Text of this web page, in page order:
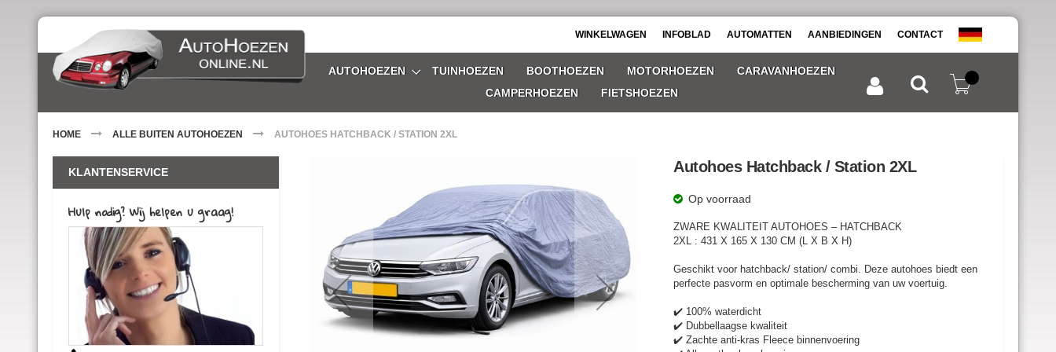
de
inhoud
WINKELWAGEN INFOBLAD AUTOMATTEN AANBIEDINGEN CONTACT
AUTOHOEZEN TUINHOEZEN BOOTHOEZEN MOTORHOEZEN
CARAVANHOEZEN
CAMPERHOEZEN
FIETSHOEZEN
Winkelwagen
HOME ALLE BUITEN AUTOHOEZEN AUTOHOES HATCHBACK / STATION 2XL
afbeeldingen-
gallerij
Autohoes Hatchback / Station 2XL
Op voorraad
ZWARE KWALITEIT AUTOHOES – HATCHBACK
2XL : 431 X 165 X 130 CM (LX B X H)
Geschikt voor hatchback/ station/ combi. Deze autohoes biedt een
perfecte pasvorm en optimale bescherming van uw voertuig.
✔️ 100% waterdicht
✔️ Dubbellaagse kwaliteit
✔️ Zachte anti-kras Fleece binnenvoering
KLANTENSERVICE
Hulp nodig? Wij helpen u graag!